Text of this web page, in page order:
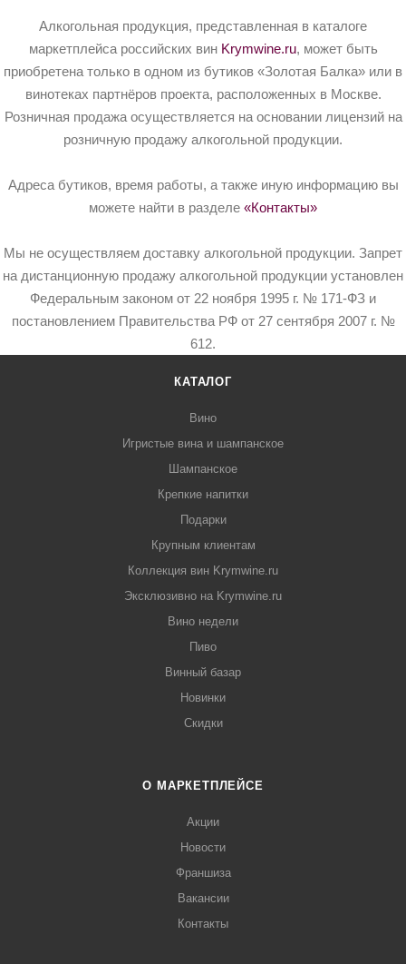
Алкогольная продукция, представленная в каталоге
маркетплейса российских вин Krymwine.ru, может быть
приобретена только в одном из бутиков «Золотая Балка» или в
винотеках партнёров проекта, расположенных в Москве.
Розничная продажа осуществляется на основании лицензий на
розничную продажу алкогольной продукции.
Адреса бутиков, время работы, а также иную информацию вы
можете найти в разделе «Контакты»
Мы не осуществляем доставку алкогольной продукции. Запрет
на дистанционную продажу алкогольной продукции установлен
Федеральным законом от 22 ноября 1995 г. № 171-ФЗ и
постановлением Правительства РФ от 27 сентября 2007 г. №
612.
КАТАЛОГ
Вино
Игристые вина и шампанское
Шампанское
Крепкие напитки
Подарки
Крупным клиентам
Коллекция вин Krymwine.ru
Эксклюзивно на Krymwine.ru
Вино недели
Пиво
Винный базар
Новинки
Скидки
О МАРКЕТПЛЕЙСЕ
Акции
Новости
Франшиза
Вакансии
Контакты